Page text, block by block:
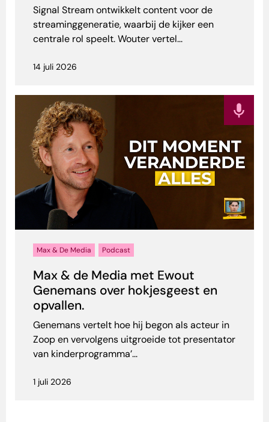
Signal Stream ontwikkelt content voor de
streaminggeneratie, waarbij de kijker een
centrale rol speelt. Wouter vertel...
14 juli 2026
Max & De Media Podcast
Max & de Media met Ewout
Genemans over hokjesgeest en
opvallen.
Genemans vertelt hoe hij begon als acteur in
Zoop en vervolgens uitgroeide tot presentator
van kinderprogramma’...
1 juli 2026